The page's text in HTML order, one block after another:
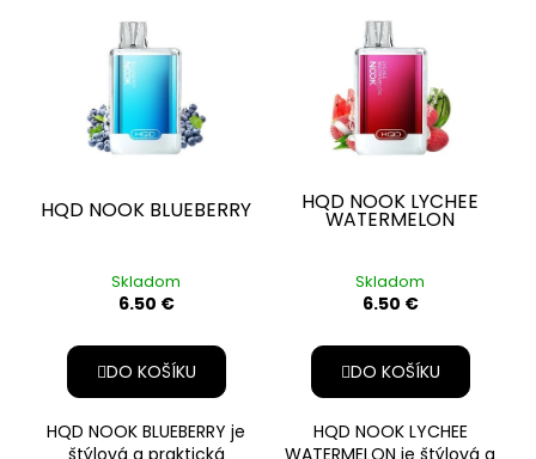
HQD NOOK BLUEBERRY
Skladom
6.50 €
DO KOŠÍKU
HQD NOOK BLUEBERRY je
štýlová a praktická
HQD NOOK LYCHEE
WATERMELON
Skladom
6.50 €
DO KOŠÍKU
HQD NOOK LYCHEE
WATERMELON je štýlová a